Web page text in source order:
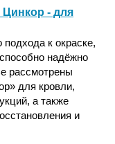
Цинкор - для
к окраске,
надёжно
рассмотрены
для кровли,
а также
и